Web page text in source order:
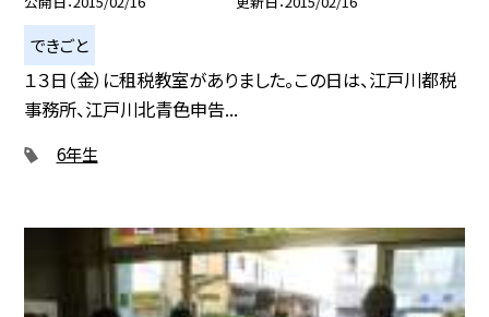
できごと
１３日（金）に租税教室がありました。この日は、江戸川都税
事務所、江戸川北青色申告...
6年生